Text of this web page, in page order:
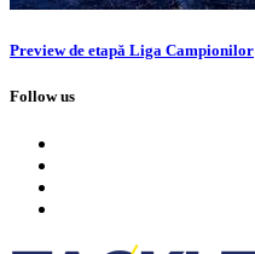
Preview de etapă Liga Campionilor
Follow us